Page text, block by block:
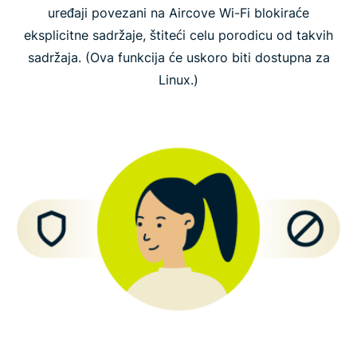
uređaji povezani na Aircove Wi-Fi blokiraće
eksplicitne sadržaje, štiteći celu porodicu od takvih
sadržaja. (Ova funkcija će uskoro biti dostupna za
Linux.)